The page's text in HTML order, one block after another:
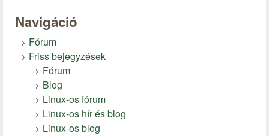
Navigáció
Fórum
Friss bejegyzések
Fórum
Blog
Linux-os fórum
Linux-os hír és blog
Linux-os blog